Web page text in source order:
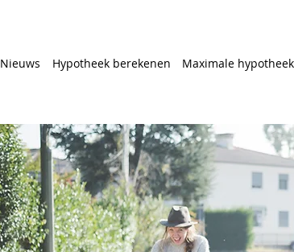
Nieuws Hypotheek berekenen Maximale hypotheek